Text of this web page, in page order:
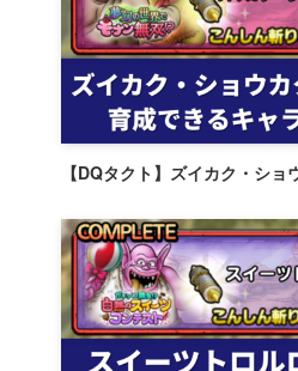
【DQタクト】ズイカク・ショ